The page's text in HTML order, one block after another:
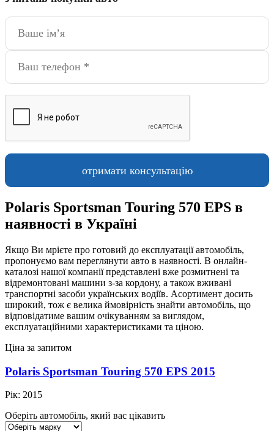
Polaris Sportsman Touring 570 EPS в
наявності в Україні
Якщо Ви мрієте про готовий до експлуатації автомобіль,
пропонуємо вам переглянути авто в наявності. В онлайн-
каталозі нашої компанії представлені вже розмитнені та
відремонтовані машини з-за кордону, а також вживані
транспортні засоби українських водіїв. Асортимент досить
широкий, тож є велика ймовірність знайти автомобіль, що
відповідатиме вашим очікуванням за виглядом,
експлуатаційними характеристиками та ціною.
Ціна за запитом
Polaris Sportsman Touring 570 EPS 2015
Рік: 2015
Оберіть автомобіль, який вас цікавить